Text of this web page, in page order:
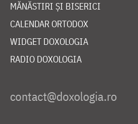
MĂNĂSTIRI ȘI BISERICI
CALENDAR ORTODOX
WIDGET DOXOLOGIA
RADIO DOXOLOGIA